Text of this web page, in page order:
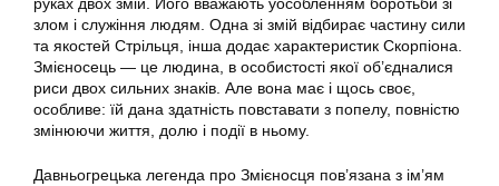
руках двох змій. Його вважають уособленням боротьби зі
злом і служіння людям. Одна зі змій відбирає частину сили
та якостей Стрільця, інша додає характеристик Скорпіона.
Змієносець — це людина, в особистості якої об’єдналися
риси двох сильних знаків. Але вона має і щось своє,
особливе: їй дана здатність повставати з попелу, повністю
змінюючи життя, долю і події в ньому.
Давньогрецька легенда про Змієносця пов’язана з ім’ям